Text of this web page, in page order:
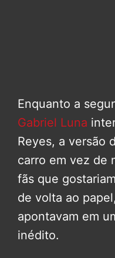
Enquanto a
Gabriel Luna
Reyes, a versão
carro em vez de
fãs que
de volta ao
apontavam em
inédito.